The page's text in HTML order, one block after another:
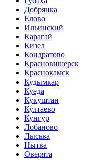
Добрянка
Елово
Ильинский
Карагай
Кизел
Кондратово
Красновишерск
Краснокамск
Кудымкар
Куеда
Кукуштан
Култаево
Кунгур
Лобаново
Лысьва
Нытва
Оверята